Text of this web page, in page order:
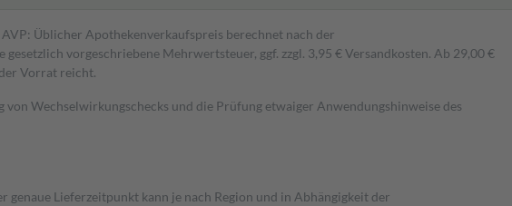
Üblicher Apothekenverkaufspreis berechnet nach der
vorgeschriebene Mehrwertsteuer, ggf. zzgl. 3,95 € Versandkosten. Ab 29,00 €
Vorrat reicht.
Wechselwirkungschecks und die Prüfung etwaiger Anwendungshinweise des
Lieferzeitpunkt kann je nach Region und in Abhängigkeit der